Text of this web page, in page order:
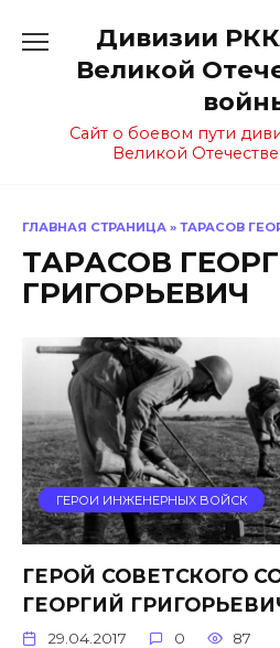
содержанию
Дивизии
Великой
Сайт о боевом пути
Великой
ГЛАВНАЯ СТРАНИЦА » ТАРАСОВ
ТАРАСОВ
ГРИГОРЬЕВИЧ
ГЕРОИ ИНЖЕНЕРНЫХ ВОЙСК
ГЕРОЙ СОВЕТСКОГО
ГЕОРГИЙ
29.04.2017 0 87